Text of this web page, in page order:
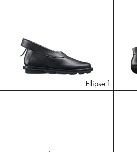
Ellipse f